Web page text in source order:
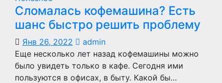
Сломалась кофемашина? Есть
шанс быстро решить проблему
Янв 26, 2022
admin
Еще несколько лет назад кофемашины можно
было увидеть только в кафе. Сегодня ими
пользуются в офисах, в быту. Какой бы…